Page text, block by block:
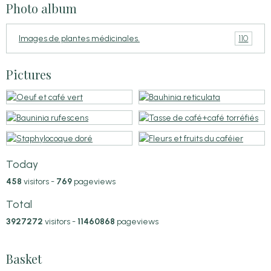
Photo album
Images de plantes médicinales. 110
Pictures
Today
458 visitors - 769 pageviews
Total
3927272 visitors - 11460868 pageviews
Basket